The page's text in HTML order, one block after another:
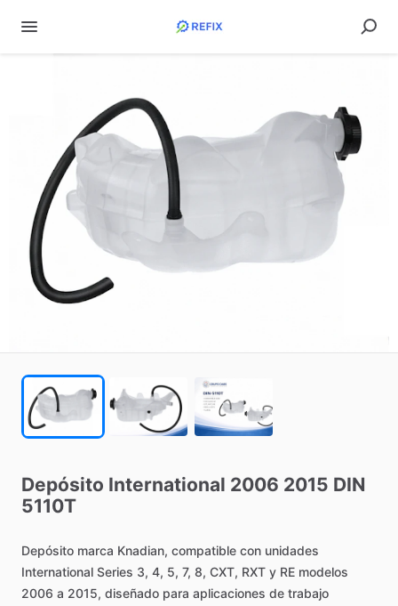
Depósito International 2006 2015 DIN
5110T
Depósito marca Knadian, compatible con unidades
International Series 3, 4, 5, 7, 8, CXT, RXT y RE modelos
2006 a 2015, diseñado para aplicaciones de trabajo